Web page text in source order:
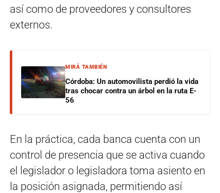
así como de proveedores y consultores
externos.
MIRÁ TAMBIÉN
Córdoba: Un automovilista perdió la vida
tras chocar contra un árbol en la ruta E-
56
En la práctica, cada banca cuenta con un
control de presencia que se activa cuando
el legislador o legisladora toma asiento en
la posición asignada, permitiendo así